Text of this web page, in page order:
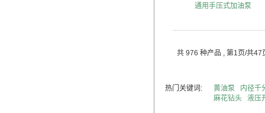
通用手压式加油泵
共 976 种产品 , 第1页/共47
热门关键词: 黄油泵
内径千
麻花钻头
液压